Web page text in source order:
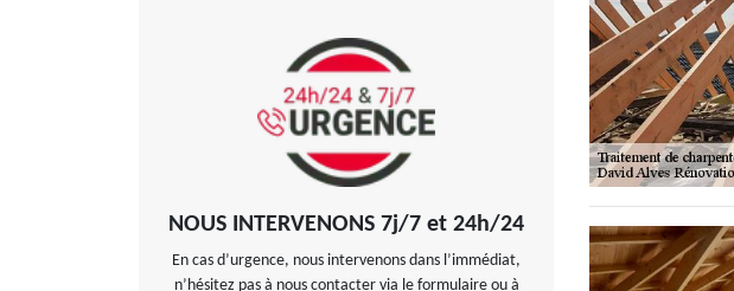
NOUS INTERVENONS 7j/7 et 24h/24
En cas d’urgence, nous intervenons dans l’immédiat,
n’hésitez pas à nous contacter via le formulaire ou à